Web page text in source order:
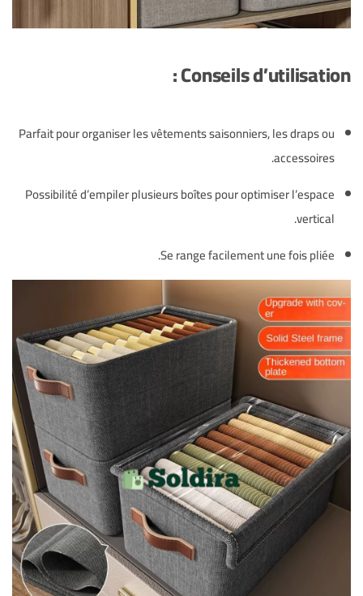
Conseils d’utilisation :
Parfait pour organiser les vêtements saisonniers, les draps ou
accessoires.
Possibilité d’empiler plusieurs boîtes pour optimiser l’espace
vertical.
Se range facilement une fois pliée.